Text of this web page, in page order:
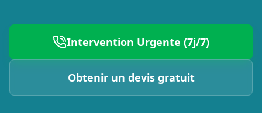
Intervention Urgente (7j/7)
Obtenir un devis gratuit